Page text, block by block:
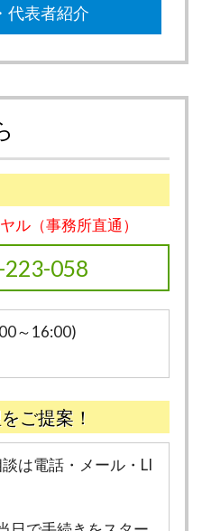
代表者紹介
ル（事務所直通）
058
～16:00)
ご提案！
は電話・メール・LI